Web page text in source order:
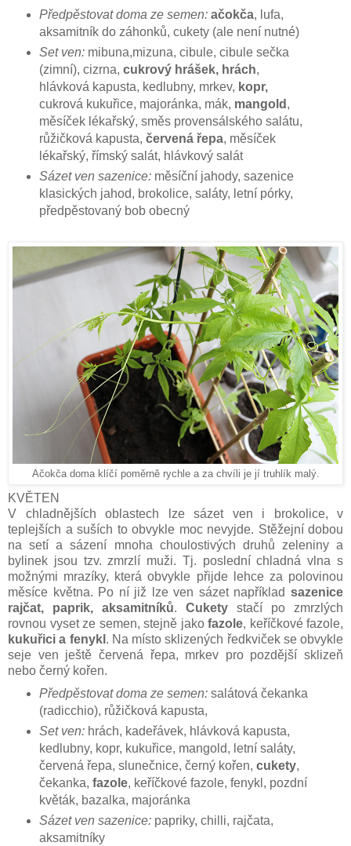
Předpěstovat doma ze semen: ačokča, lufa,
aksamitník do záhonků, cukety (ale není nutné)
Set ven:mibuna,mizuna, cibule, cibule sečka
(zimní), cizrna, cukrový hrášek, hrách,
hlávková kapusta, kedlubny, mrkev, kopr,
cukrová kukuřice, majoránka, mák, mangold ,
měsíček lékařský, směs provensálského salátu,
růžičková kapusta, červená řepa, měsíček
lékařský, římský salát, hlávkový salát
Sázet ven sazenice: měsíční jahody, sazenice
klasických jahod, brokolice, saláty, letní pórky,
předpěstovaný bob obecný
Ačokča doma klíčí poměrně rychle a za chvíli je jí truhlík malý.
KVĚTEN
V chladnějších oblastech lze sázet ven i brokolice, v
teplejších a suších to obvykle moc nevyjde. Stěžejní dobou
na setí a sázení mnoha choulostivých druhů zeleniny a
bylinek jsou tzv. zmrzlí muži. Tj. poslední chladná vlna s
možnými mrazíky, která obvykle přijde lehce za polovinou
měsíce května. Po ní již lze ven sázet například sazenice
rajčat, paprik, aksamitníků. Cukety stačí po zmrzlých
rovnou vyset ze semen, stejně jako fazole, keříčkové fazole,
kukuřici a fenykl . Na místo sklizených ředkviček se obvykle
seje ven ještě červená řepa, mrkev pro pozdější sklizeň
nebo černý kořen.
Předpěstovat doma ze semen:salátová čekanka
(radicchio), růžičková kapusta,
Set ven:hrách, kadeřávek, hlávková kapusta,
kedlubny, kopr, kukuřice, mangold, letní saláty,
červená řepa, slunečnice, černý kořen, cukety,
čekanka, fazole, keříčkové fazole, fenykl, pozdní
květák, bazalka, majoránka
Sázet ven sazenice:papriky, chilli, rajčata,
aksamitníky